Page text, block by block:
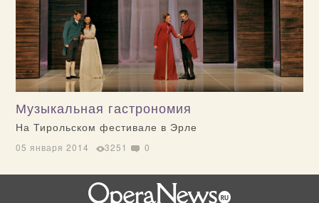
Музыкальная гастрономия
На Тирольском фестивале в Эрле
05 января 2014 3251 0